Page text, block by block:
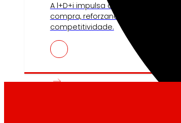
A l+D+i impulsa a nosa
compra, reforzando a
competitividade.